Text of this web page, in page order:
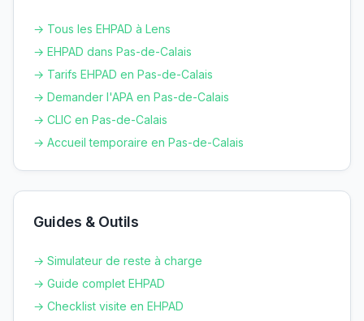
→ Tous les EHPAD à Lens
→ EHPAD dans Pas-de-Calais
→ Tarifs EHPAD en Pas-de-Calais
→ Demander l'APA en Pas-de-Calais
→ CLIC en Pas-de-Calais
→ Accueil temporaire en Pas-de-Calais
Guides & Outils
→ Simulateur de reste à charge
→ Guide complet EHPAD
→ Checklist visite en EHPAD